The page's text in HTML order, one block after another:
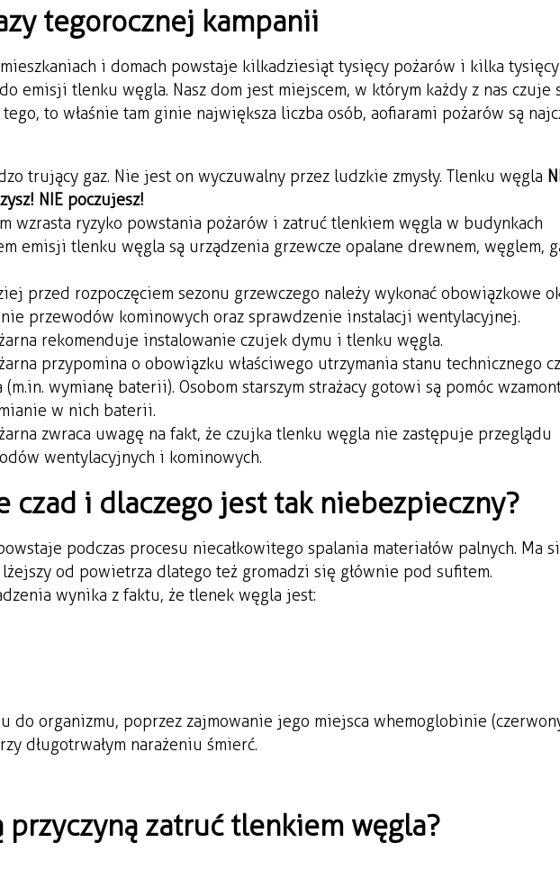
tegorocznej kampanii
i domach powstaje kilkadziesiąt tysięcy pożarów i kilka tysięcy
emisji tlenku węgla. Nasz dom jest miejscem, w którym każdy z nas czuje
to właśnie tam ginie największa liczba osób, a ofiarami pożarów są
trujący gaz. Nie jest on wyczuwalny przez ludzkie zmysły. Tlenku węgla
NIE poczujesz!
wzrasta ryzyko powstania pożarów i zatruć tlenkiem węgla w budynkach
emisji tlenku węgla są urządzenia grzewcze opalane drewnem, węglem,
przed rozpoczęciem sezonu grzewczego należy wykonać obowiązkowe
przewodów kominowych oraz sprawdzenie instalacji wentylacyjnej.
rekomenduje instalowanie czujek dymu i tlenku węgla.
przypomina o obowiązku właściwego utrzymania stanu technicznego
wymianę baterii). Osobom starszym strażacy gotowi są pomóc w
w nich baterii.
zwraca uwagę na fakt, że czujka tlenku węgla nie zastępuje przeglądu
wentylacyjnych i kominowych.
czad i dlaczego jest tak niebezpieczny?
podczas procesu niecałkowitego spalania materiałów palnych. Ma
lżejszy od powietrza dlatego też gromadzi się głównie pod sufitem.
wynika z faktu, że tlenek węgla jest:
do organizmu, poprzez zajmowanie jego miejsca w hemoglobinie
długotrwałym narażeniu śmierć.
przyczyną zatruć tlenkiem węgla?